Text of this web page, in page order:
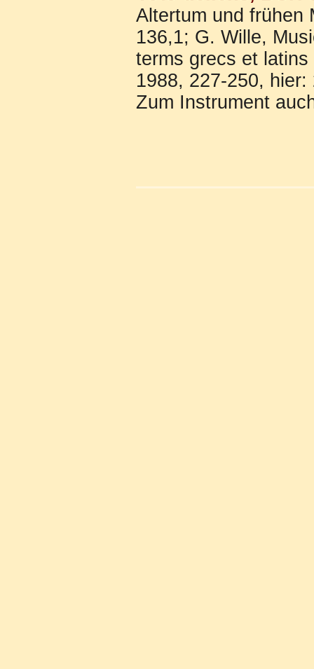
Altertum und frühen
136,1; G. Wille,
terms grecs et
1988, 227-250,
Zum Instrument